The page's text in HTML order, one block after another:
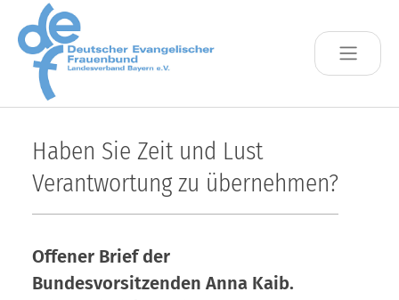
Skip to main content
Haben Sie Zeit und Lust
Verantwortung zu übernehmen?
Offener Brief der
Bundesvorsitzenden Anna Kaib.